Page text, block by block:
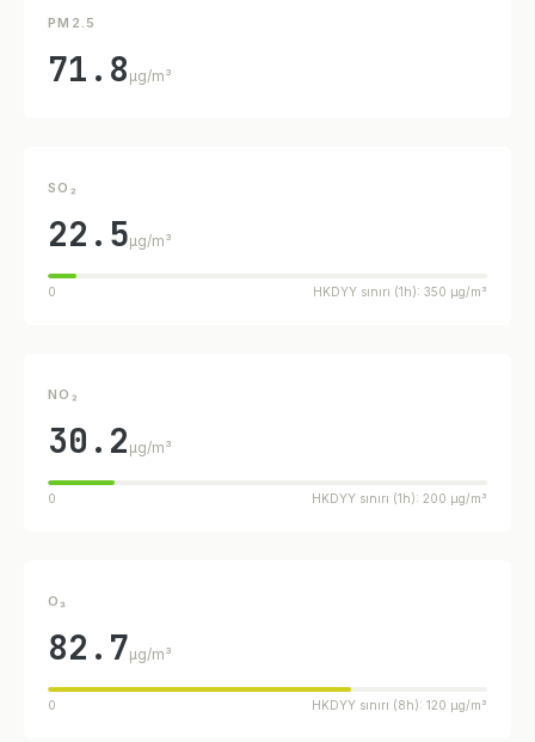
PM2.5
71.8 µg/m³
SO₂
22.5µg/m³
0 HKDYY sınırı (1h): 350 µg/m³
NO₂
30.2 µg/m³
0 HKDYY sınırı (1h): 200 µg/m³
O₃
82.7µg/m³
0 HKDYY sınırı (8h): 120 µg/m³